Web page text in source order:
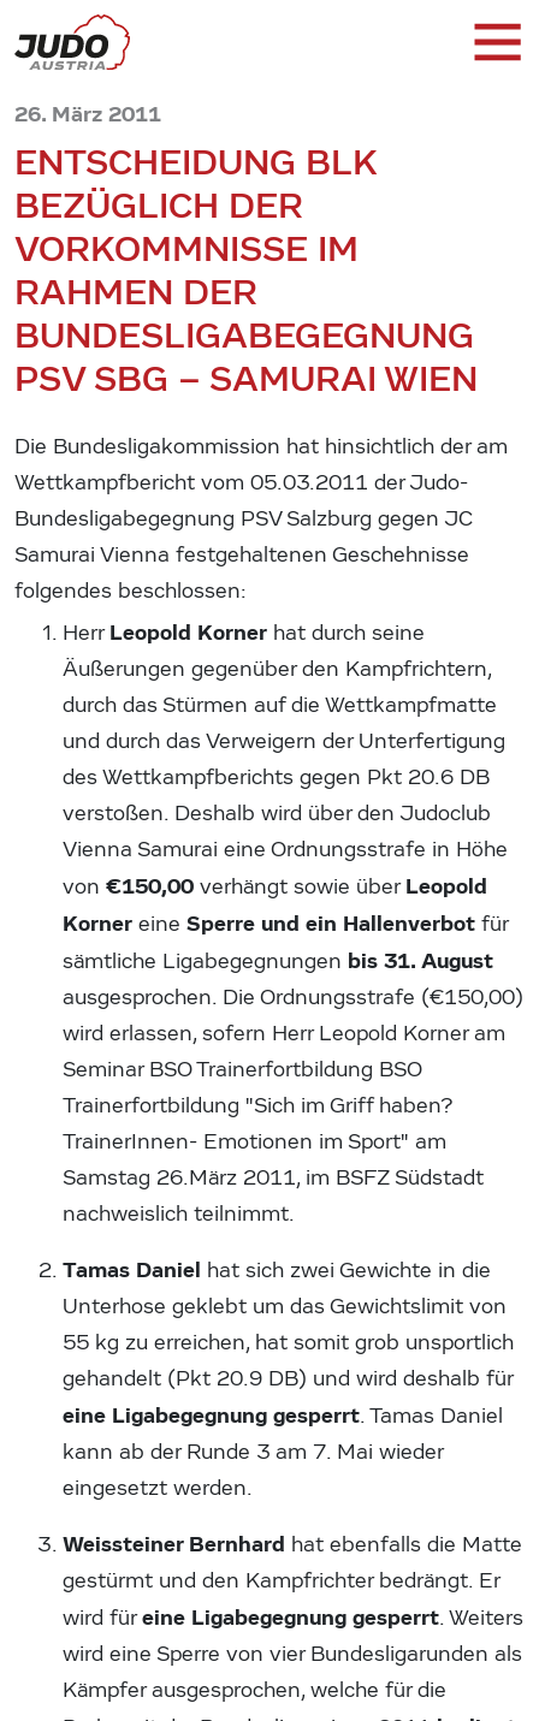
26. März 2011
ENTSCHEIDUNG BLK
BEZÜGLICH DER
VORKOMMNISSE IM
RAHMEN DER
BUNDESLIGABEGEGNUNG
PSV SBG – SAMURAI WIEN
Die Bundesligakommission hat hinsichtlich der am
Wettkampfbericht vom 05.03.2011 der Judo-
Bundesligabegegnung PSV Salzburg gegen JC
Samurai Vienna festgehaltenen Geschehnisse
folgendes beschlossen:
HerrLeopold Korner hat durch seine
Äußerungen gegenüber den Kampfrichtern,
durch das Stürmen auf die Wettkampfmatte
und durch das Verweigern der Unterfertigung
des Wettkampfberichts gegen Pkt 20.6 DB
verstoßen. Deshalb wird über den Judoclub
Vienna Samurai eine Ordnungsstrafe in Höhe
von €150,00 verhängt sowie überLeopold
Korner eine Sperre und ein Hallenverbot für
sämtliche Ligabegegnungen bis 31. August
ausgesprochen. Die Ordnungsstrafe (€150,00)
wird erlassen, sofern Herr Leopold Korner am
Seminar BSO Trainerfortbildung BSO
Trainerfortbildung "Sich im Griff haben?
TrainerInnen- Emotionen im Sport" am
Samstag 26.März 2011, im BSFZ Südstadt
nachweislich teilnimmt.
Tamas Daniel hat sich zwei Gewichte in die
Unterhose geklebt um das Gewichtslimit von
55 kg zu erreichen, hat somit grob unsportlich
gehandelt (Pkt 20.9 DB) und wird deshalb für
eine Ligabegegnung gesperrt. Tamas Daniel
kann ab der Runde 3 am 7. Mai wieder
eingesetzt werden.
Weissteiner Bernhard hat ebenfalls die Matte
gestürmt und den Kampfrichter bedrängt. Er
wird füreine Ligabegegnung gesperrt. Weiters
wird eine Sperre von vier Bundesligarunden als
Kämpfer ausgesprochen, welche für die